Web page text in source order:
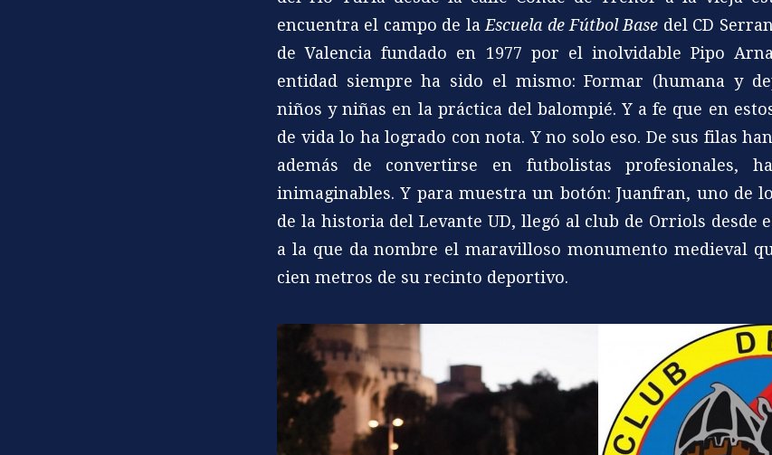
encuentra el campo de la Escuela de Fútbol Base del CD
de Valencia fundado en 1977 por el inolvidable Pipo
entidad siempre ha sido el mismo: Formar (humana y
niños y niñas en la práctica del balompié. Y a fe que en
de vida lo ha logrado con nota. Y no solo eso. De sus filas
además de convertirse en futbolistas profesionales,
inimaginables. Y para muestra un botón: Juanfran, uno de
de la historia del Levante UD, llegó al club de Orriols desde
a la que da nombre el maravilloso monumento medieval
cien metros de su recinto deportivo.